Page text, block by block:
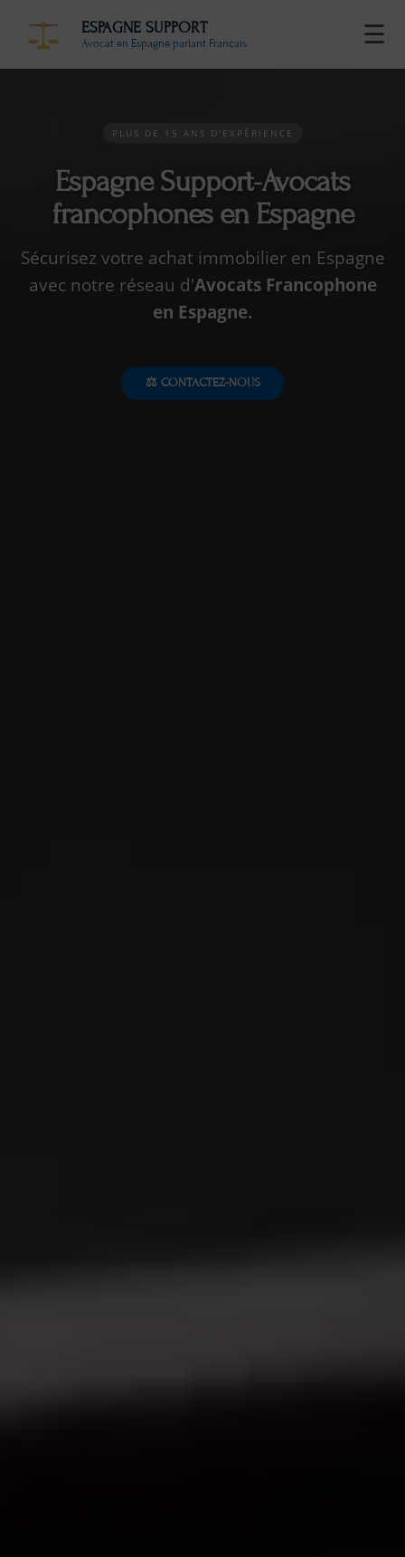
ESPAGNE SUPPORT
Avocat en Espagne parlant Français ☰
PLUS DE 15 ANS D'EXPÉRIENCE
Espagne Support-Avocats
francophones en Espagne
Sécurisez votre achat immobilier en Espagne
avec notre réseau d'Avocats Francophone
en Espagne.
⚖️ CONTACTEZ-NOUS